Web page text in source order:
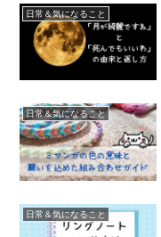
日常＆気になること
日常＆気になること
日常＆気になること